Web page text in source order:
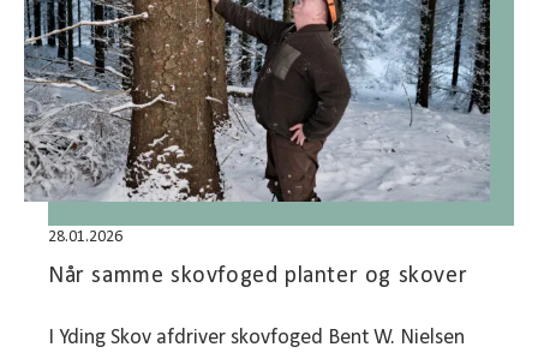
28.01.2026
Når samme skovfoged planter og skover
I Yding Skov afdriver skovfoged Bent W. Nielsen